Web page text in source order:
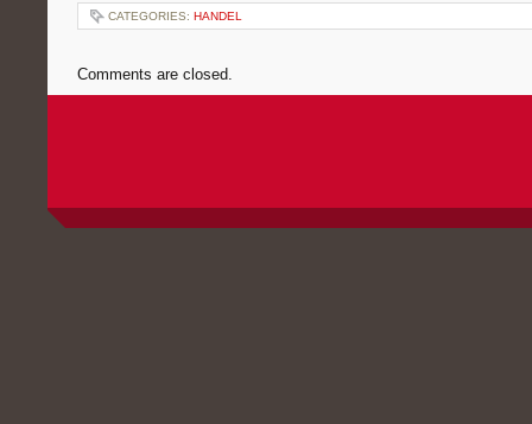
CATEGORIES: HANDEL
Comments are closed.